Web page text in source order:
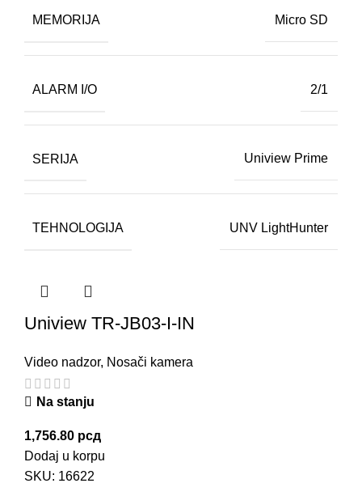
MEMORIJA Micro SD
ALARM I/O 2/1
SERIJA Uniview Prime
TEHNOLOGIJA UNV LightHunter
Uniview TR-JB03-I-IN
Video nadzor, Nosači kamera
Na stanju
1,756.80 рсд
Dodaj u korpu
SKU: 16622